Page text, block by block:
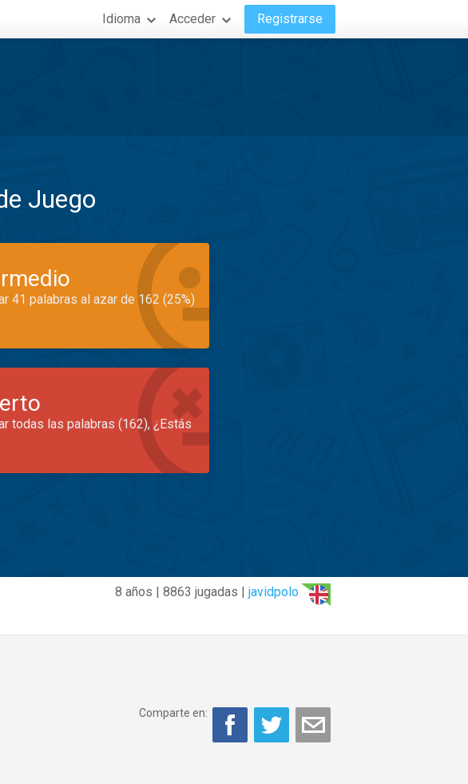
Idioma Acceder Registrarse
Juego
41 palabras al azar de 162 (25%)
todas las palabras (162), ¿Estás
8 años | 8863 jugadas | javidpolo
Comparte en: